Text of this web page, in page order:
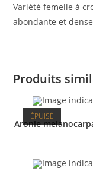
Variété femelle à
abondante et dense
Produits
ÉPUISÉ
Aronie